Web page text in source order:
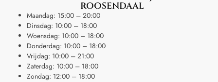
ROOSENDAAL
Maandag: 15:00 – 20:00
Dinsdag: 10:00 – 18:00
Woensdag: 10:00 – 18:00
Donderdag: 10:00 – 18:00
Vrijdag: 10:00 – 21:00
Zaterdag: 10:00 – 18:00
Zondag: 12:00 – 18:00